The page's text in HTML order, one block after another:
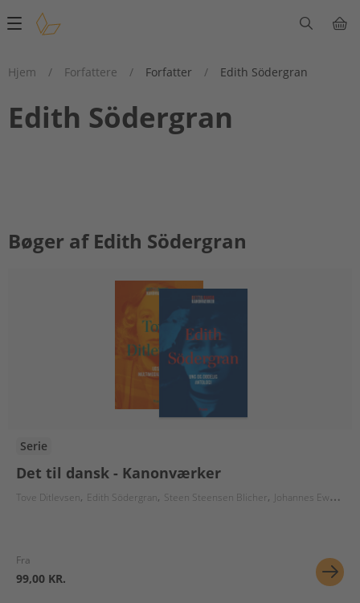
Main
Hjem
/ Forfattere / Forfatter / Edith Södergran
Edith Södergran
Bøger af Edith Södergran
Serie
Det til dansk - Kanonværker
Tove Ditlevsen Edith Södergran Steen Steensen Blicher Johannes Ewald
Fra
99,00 KR.